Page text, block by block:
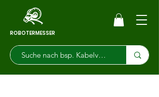
ROBOTERMESSER